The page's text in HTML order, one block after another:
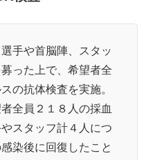
手や首脳陣、スタッ
った上で、希望者全
の抗体検査を実施。
全員２１８人の採血
スタッフ計４人につ
染後に回復したこと